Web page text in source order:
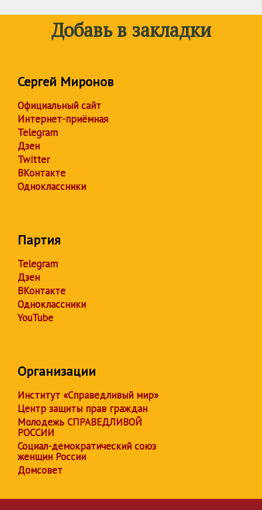
Добавь в закладки
Сергей Миронов
Официальный сайт
Интернет-приёмная
Telegram
Дзен
Twitter
ВКонтакте
Одноклассники
Партия
Telegram
Дзен
ВКонтакте
Одноклассники
YouTube
Организации
Институт «Справедливый мир»
Центр защиты прав граждан
Молодежь СПРАВЕДЛИВОЙ
РОССИИ
Социал-демократический союз
женщин России
Домсовет